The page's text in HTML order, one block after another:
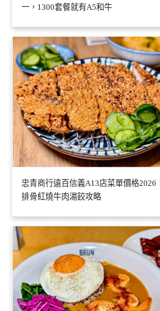
一，1300套餐就有A5和牛
忠青商行遠百信義A13店菜單價格
排骨紅燒牛肉湯餃攻略